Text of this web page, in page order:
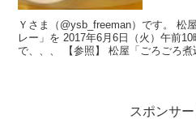
Ｙさま（@ysb_freeman）です。 松屋が 「ごろごろ煮込みチキンカ
レー」を 2017年6月6日（火）午前
で、、、 【参照】 松屋
スポンサ